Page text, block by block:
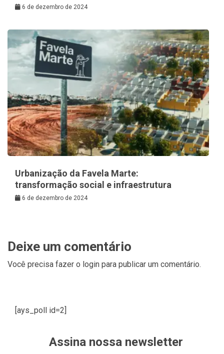
6 de dezembro de 2024
Urbanização da Favela Marte:
transformação social e infraestrutura
6 de dezembro de 2024
Deixe um comentário
Você precisa fazer o login para publicar um comentário.
[ays_poll id=2]
Assina nossa newsletter